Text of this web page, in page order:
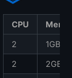
CPU
2
1GB
2
2GB